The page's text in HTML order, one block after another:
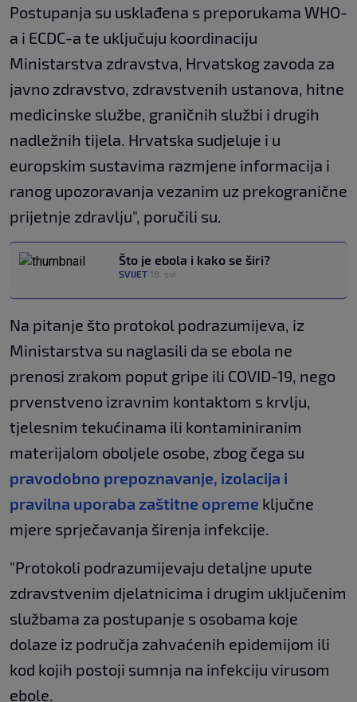
Postupanja su usklađena s preporukama WHO-
a i ECDC-a te uključuju koordinaciju
Ministarstva zdravstva, Hrvatskog zavoda za
javno zdravstvo, zdravstvenih ustanova, hitne
medicinske službe, graničnih službi i drugih
nadležnih tijela. Hrvatska sudjeluje i u
europskim sustavima razmjene informacija i
ranog upozoravanja vezanim uz prekogranične
prijetnje zdravlju", poručili su.
Što je ebola i kako se širi?
SVIJET 18. svi.
Na pitanje što protokol podrazumijeva, iz
Ministarstva su naglasili da se ebola ne
prenosi zrakom poput gripe ili COVID-19, nego
prvenstveno izravnim kontaktom s krvlju,
tjelesnim tekućinama ili kontaminiranim
materijalom oboljele osobe, zbog čega su
pravodobno prepoznavanje, izolacija i
pravilna uporaba zaštitne opreme ključne
mjere sprječavanja širenja infekcije.
"Protokoli podrazumijevaju detaljne upute
zdravstvenim djelatnicima i drugim uključenim
službama za postupanje s osobama koje
dolaze iz područja zahvaćenih epidemijom ili
kod kojih postoji sumnja na infekciju virusom
ebole.